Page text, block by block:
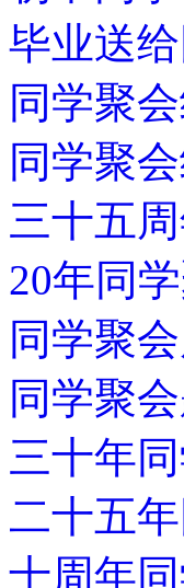
毕业送
同学聚
同学聚
三十五
20年同
同学聚
同学聚
三十年
二十五
十周年